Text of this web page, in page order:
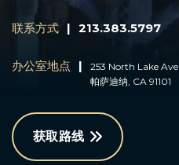
联系方式 | 213.383.5797
办公室地点 |
253 North Lake Ave
帕萨迪纳, CA 91101
获取路线